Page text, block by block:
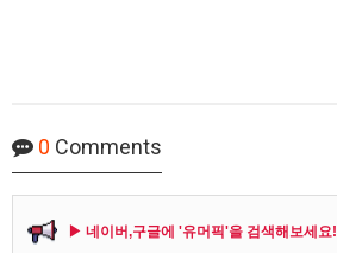
0 Comments
▶ 네이버,구글에 '유머픽'을 검색해보세요!